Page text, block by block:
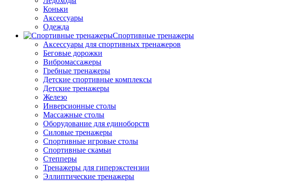
Коньки
Аксессуары
Одежда
Спортивные тренажеры
Аксессуары для спортивных тренажеров
Беговые дорожки
Вибромассажеры
Гребные тренажеры
Детские спортивные комплексы
Детские тренажеры
Железо
Инверсионные столы
Массажные столы
Оборудование для единоборств
Силовые тренажеры
Спортивные игровые столы
Спортивные скамьи
Степперы
Тренажеры для гиперэкстензии
Эллиптические тренажеры